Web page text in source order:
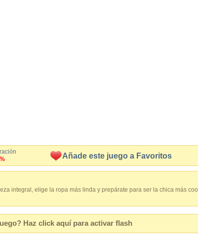
Añade este juego a Favoritos
integral, elige la ropa más linda y prepárate para ser la chica más
Haz click aquí para activar flash